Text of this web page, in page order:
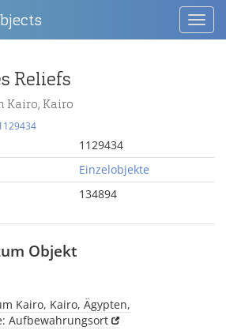
Reliefs
Kairo, Kairo
1129434
Einzelobjekte
134894
Objekt
Kairo, Kairo, Ägypten,
Aufbewahrungsort